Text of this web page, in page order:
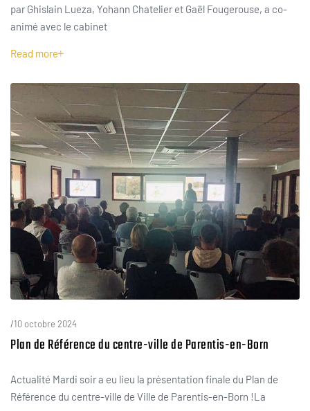
par Ghislain Lueza, Yohann Chatelier et Gaël Fougerouse, a co-
animé avec le cabinet
Read more
/10 octobre 2024
Plan de Référence du centre-ville de Parentis-en-Born
Actualité Mardi soir a eu lieu la présentation finale du Plan de
Référence du centre-ville de Ville de Parentis-en-Born !La